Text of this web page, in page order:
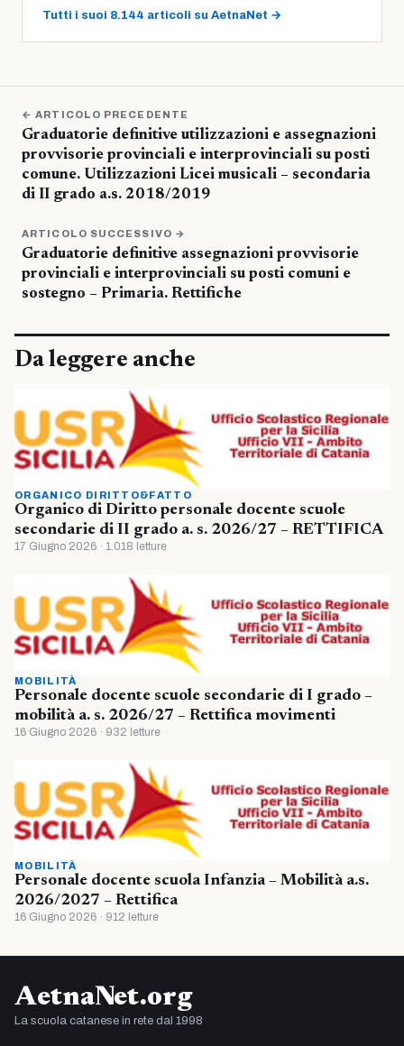
Tutti i suoi 8.144 articoli su AetnaNet →
← ARTICOLO PRECEDENTE
Graduatorie definitive utilizzazioni e assegnazioni
provvisorie provinciali e interprovinciali su posti
comune. Utilizzazioni Licei musicali – secondaria
di II grado a.s. 2018/2019
ARTICOLO SUCCESSIVO →
Graduatorie definitive assegnazioni provvisorie
provinciali e interprovinciali su posti comuni e
sostegno – Primaria. Rettifiche
Da leggere anche
ORGANICO DIRITTO&FATTO
Organico di Diritto personale docente scuole
secondarie di II grado a. s. 2026/27 – RETTIFICA
17 Giugno 2026 · 1.018 letture
MOBILITÀ
Personale docente scuole secondarie di I grado –
mobilità a. s. 2026/27 – Rettifica movimenti
16 Giugno 2026 · 932 letture
MOBILITÀ
Personale docente scuola Infanzia – Mobilità a.s.
2026/2027 – Rettifica
16 Giugno 2026 · 912 letture
AetnaNet.org
La scuola catanese in rete dal 1998